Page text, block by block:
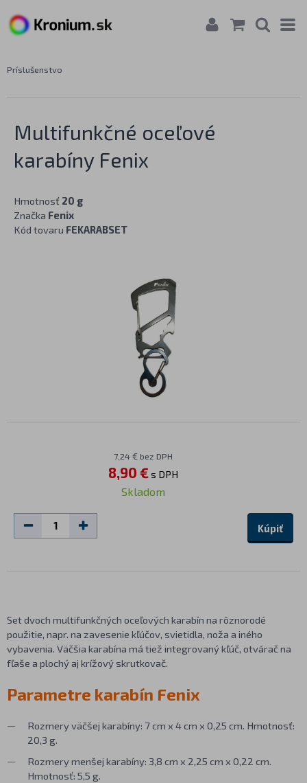
Príslušenstvo
Multifunkčné oceľové
karabíny Fenix
Hmotnosť 20 g
Značka Fenix
Kód tovaru FEKARABSET
7,24 € bez DPH
8,90 €s DPH
Skladom
Kúpiť
Set dvoch multifunkčných oceľových karabín na rôznorodé
použitie, napr. na zavesenie kľúčov, svietidla, noža a iného
vybavenia. Väčšia karabína má tiež integrovaný kľúč, otvárač na
fľaše a plochý aj krížový skrutkovač.
Parametre karabín Fenix
Rozmery väčšej karabíny: 7 cm x 4 cm x 0,25 cm. Hmotnosť:
20,3 g.
Rozmery menšej karabíny: 3,8 cm x 2,25 cm x 0,22 cm.
Hmotnosť: 5,5 g.